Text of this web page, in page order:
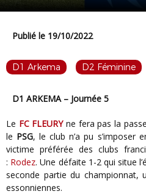
Publié le 19/10/2022
D1 Arkema D2 Féminine
D1 ARKEMA – Journée 5
Le FC FLEURYne fera pas la
le PSG, le club n’a pu s’imposer
victime préférée des clubs
: Rodez. Une défaite 1-2 qui situe
seconde partie du championnat,
essonniennes.